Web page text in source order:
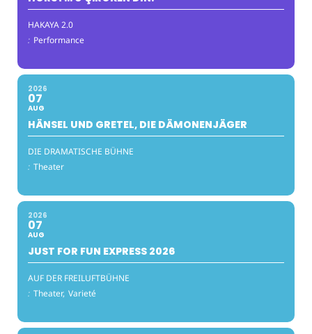
HAKAYA 2.0
: Performance
2026
07
AUG
HÄNSEL UND GRETEL, DIE DÄMONENJÄGER
DIE DRAMATISCHE BÜHNE
: Theater
2026
07
AUG
JUST FOR FUN EXPRESS 2026
AUF DER FREILUFTBÜHNE
: Theater, Varieté